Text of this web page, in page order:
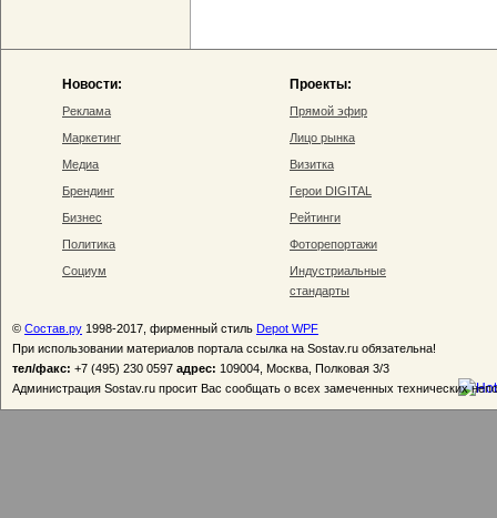
Новости:
Реклама
Маркетинг
Медиа
Брендинг
Бизнес
Политика
Социум
Проекты:
Прямой эфир
Лицо рынка
Визитка
Герои DIGITAL
Рейтинги
Фоторепортажи
Индустриальные
стандарты
© Состав.ру 1998-2017, фирменный стиль Depot WPF
При использовании материалов портала ссылка на Sostav.ru обязательна!
тел/факс: +7 (495) 230 0597 адрес: 109004, Москва, Полковая 3/3
Администрация Sostav.ru просит Вас сообщать о всех замеченных технических